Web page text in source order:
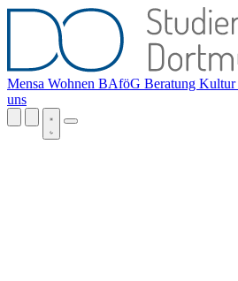
Mensa Wohnen BAföG Beratung Kultur
uns